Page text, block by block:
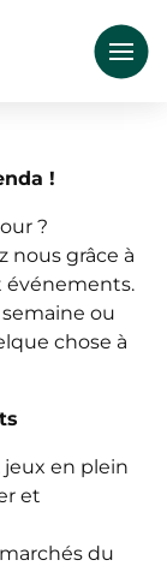
!
?
nous grâce à
événements.
ou
chose à
jeux en plein
et
marchés du